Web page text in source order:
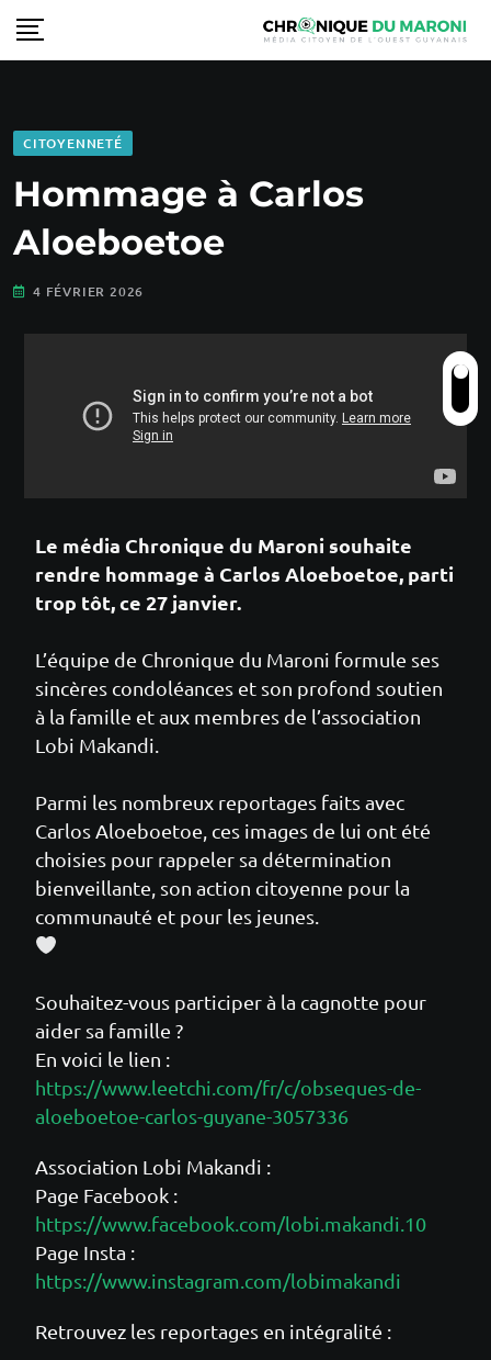
CITOYENNETÉ
Hommage à Carlos
Aloeboetoe
4 FÉVRIER 2026
Le média Chronique du Maroni souhaite
rendre hommage à Carlos Aloeboetoe, parti
trop tôt, ce 27 janvier.
L’équipe de Chronique du Maroni formule ses
sincères condoléances et son profond soutien
à la famille et aux membres de l’association
Lobi Makandi.
Parmi les nombreux reportages faits avec
Carlos Aloeboetoe, ces images de lui ont été
choisies pour rappeler sa détermination
bienveillante, son action citoyenne pour la
communauté et pour les jeunes.
Souhaitez-vous participer à la cagnotte pour
aider sa famille ?
En voici le lien :
https://www.leetchi.com/fr/c/obseques-de-
aloeboetoe-carlos-guyane-3057336
Association Lobi Makandi :
Page Facebook :
https://www.facebook.com/lobi.makandi.10
Page Insta :
https://www.instagram.com/lobimakandi
Retrouvez les reportages en intégralité :